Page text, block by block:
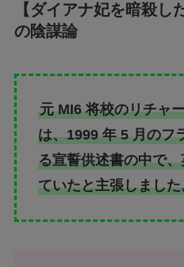
【ダイアナ妃を暗殺し
の陰謀論
元 MI6 将校のリチャ
は、1999 年 5 月のフ
る宣誓供述書の中で
ていたと主張しました